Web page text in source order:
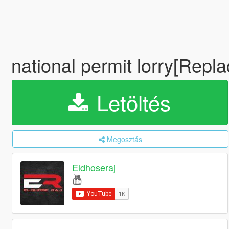
national permit
Letöltés
Megosztás
Eldhoseraj